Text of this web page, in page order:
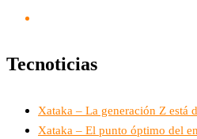
Tecnoticias
Xataka – La generación Z está
Xataka – El punto óptimo del